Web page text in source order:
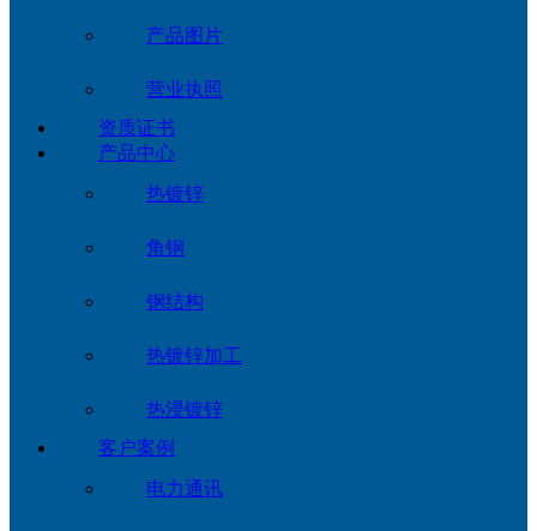
产品图片
营业执照
资质证书
产品中心
热镀锌
角钢
钢结构
热镀锌加工
热浸镀锌
客户案例
电力通讯